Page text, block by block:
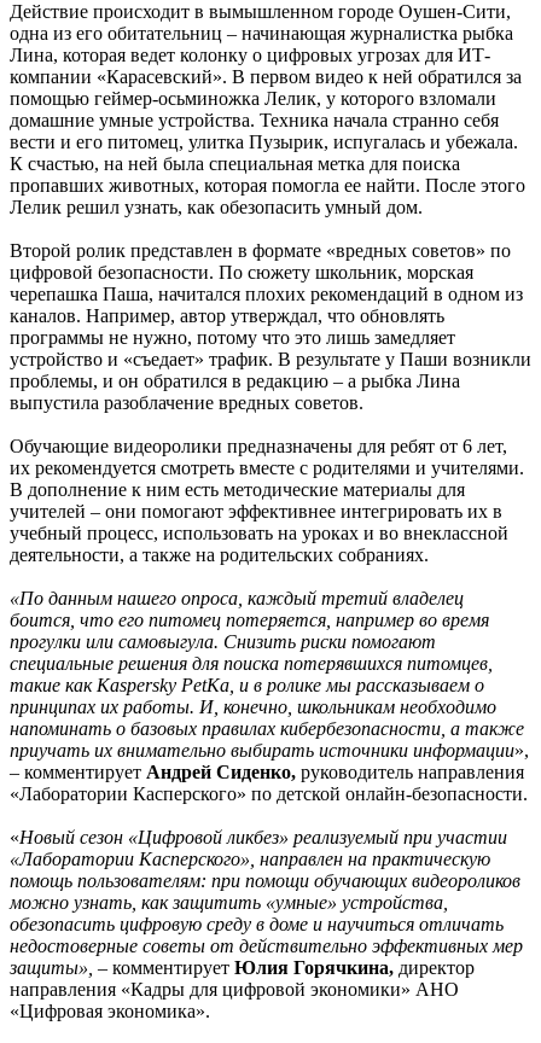
Действие происходит в вымышленном городе Оушен-Сити,
одна из его обитательниц – начинающая журналистка рыбка
Лина, которая ведет колонку о цифровых угрозах для ИТ-
компании «Карасевский». В первом видео к ней обратился за
помощью геймер-осьминожка Лелик, у которого взломали
домашние умные устройства. Техника начала странно себя
вести и его питомец, улитка Пузырик, испугалась и убежала.
К счастью, на ней была специальная метка для поиска
пропавших животных, которая помогла ее найти. После этого
Лелик решил узнать, как обезопасить умный дом.
Второй ролик представлен в формате «вредных советов» по
цифровой безопасности. По сюжету школьник, морская
черепашка Паша, начитался плохих рекомендаций в одном из
каналов. Например, автор утверждал, что обновлять
программы не нужно, потому что это лишь замедляет
устройство и «съедает» трафик. В результате у Паши возникли
проблемы, и он обратился в редакцию – а рыбка Лина
выпустила разоблачение вредных советов.
Обучающие видеоролики предназначены для ребят от 6 лет,
их рекомендуется смотреть вместе с родителями и учителями.
В дополнение к ним есть методические материалы для
учителей – они помогают эффективнее интегрировать их в
учебный процесс, использовать на уроках и во внеклассной
деятельности, а также на родительских собраниях.
«По данным нашего опроса, каждый третий владелец
боится, что его питомец потеряется, например во время
прогулки или самовыгула. Снизить риски помогают
специальные решения для поиска потерявшихся питомцев,
такие как Kaspersky PetKa, и в ролике мы рассказываем о
принципах их работы. И, конечно, школьникам необходимо
напоминать о базовых правилах кибербезопасности, а также
приучать их внимательно выбирать источники информации»,
– комментирует Андрей Сиденко, руководитель направления
«Лаборатории Касперского» по детской онлайн-безопасности.
«Новый сезон «Цифровой ликбез» реализуемый при участии
«Лаборатории Касперского», направлен на практическую
помощь пользователям: при помощи обучающих видеороликов
можно узнать, как защитить «умные» устройства,
обезопасить цифровую среду в доме и научиться отличать
недостоверные советы от действительно эффективных мер
защиты», – комментирует Юлия Горячкина, директор
направления «Кадры для цифровой экономики» АНО
«Цифровая экономика».